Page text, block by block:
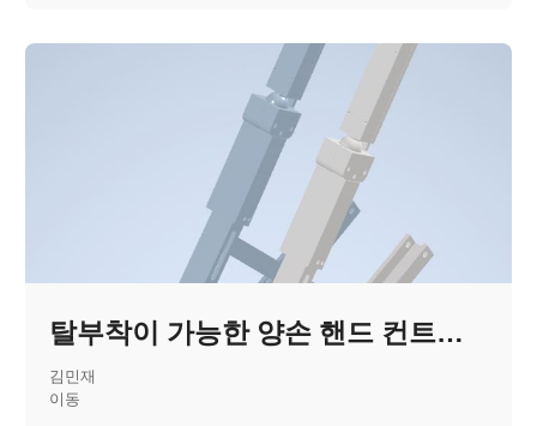
탈부착이 가능한 양손 핸드 컨트롤러
김민재
이동